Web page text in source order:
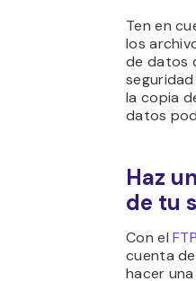
Ten en
los
de datos
la copia
datos
Haz
de tu
Con el
cuenta
hacer